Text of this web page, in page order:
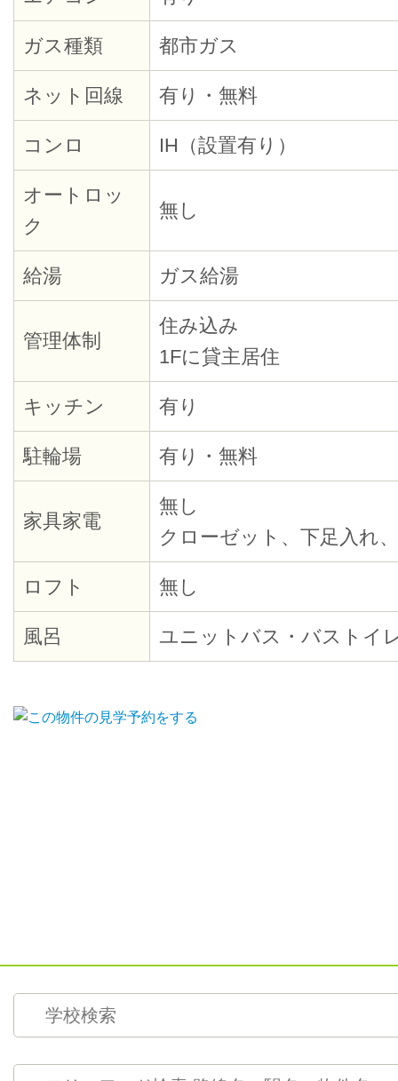
ガス種類 都市ガス
ネット回線 有り・無料
コンロ IH（設置有り）
オートロッ
ク
無し
給湯 ガス給湯
管理体制
住み込み
1Fに貸主居住
キッチン 有り
駐輪場 有り・無料
家具家電
無し
クローゼット、下足入れ
ロフト 無し
風呂 ユニットバス・バストイ